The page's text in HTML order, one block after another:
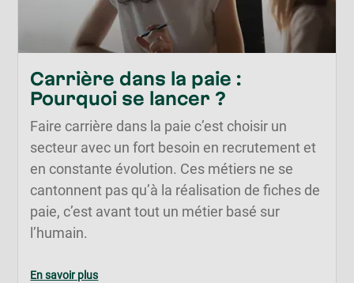
Carrière dans la paie :
Pourquoi se lancer ?
Faire carrière dans la paie c’est choisir un
secteur avec un fort besoin en recrutement et
en constante évolution. Ces métiers ne se
cantonnent pas qu’à la réalisation de fiches de
paie, c’est avant tout un métier basé sur
l’humain.
En savoir plus